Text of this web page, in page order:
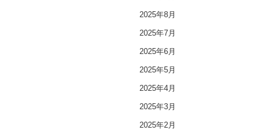
2025年8月
2025年7月
2025年6月
2025年5月
2025年4月
2025年3月
2025年2月